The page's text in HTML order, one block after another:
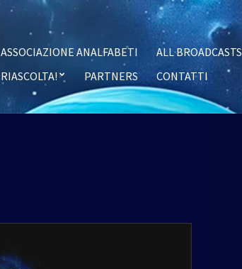
ASSOCIAZIONE ANALFABETI ALL BROADCASTS
RIASCOLTA!
PARTNERS CONTATTI